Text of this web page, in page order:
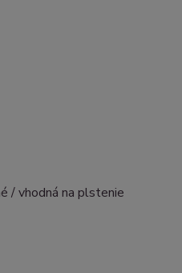
/ vhodná na plstenie